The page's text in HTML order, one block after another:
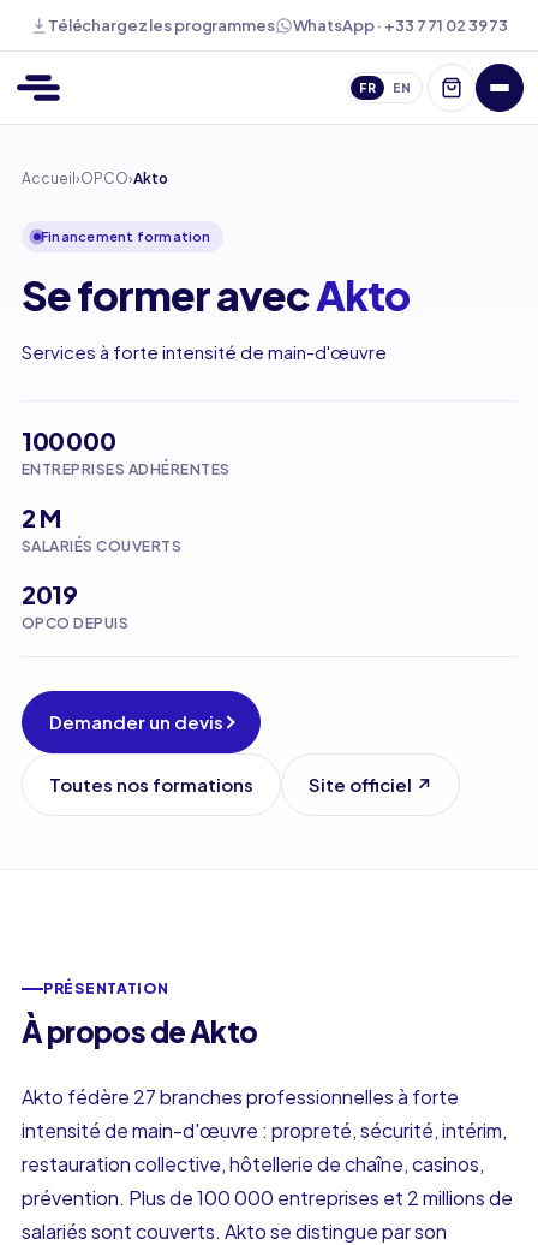
Téléchargez les programmes WhatsApp · +33 7 71 02 39 73
FR EN
Accueil ›OPCO›Akto
Financement formation
Se former avecAkto
Services à forte intensité de main-d'œuvre
100 000
ENTREPRISES ADHÉRENTES
2 M
SALARIÉS COUVERTS
2019
OPCO DEPUIS
Demander un devis
Toutes nos formations Site officiel ↗
PRÉSENTATION
À propos de Akto
Akto fédère 27 branches professionnelles à forte
intensité de main-d'œuvre : propreté, sécurité, intérim,
restauration collective, hôtellerie de chaîne, casinos,
prévention. Plus de 100 000 entreprises et 2 millions de
salariés sont couverts. Akto se distingue par son